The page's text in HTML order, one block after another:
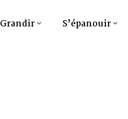
Grandir S’épanouir